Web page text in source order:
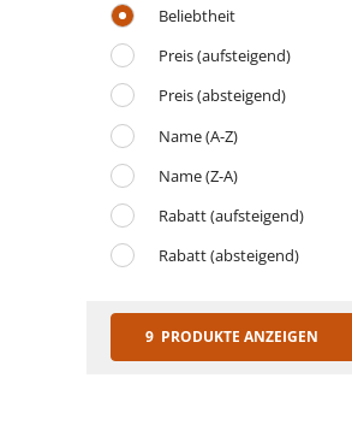
Beliebtheit
Preis (aufsteigend)
Preis (absteigend)
Name (A-Z)
Name (Z-A)
Rabatt (aufsteigend)
Rabatt (absteigend)
9 PRODUKTE ANZEIGEN